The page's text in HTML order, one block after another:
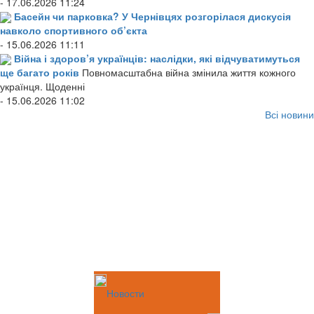
Басейн чи парковка? У Чернівцях розгорілася дискусія
навколо спортивного об’єкта
- 15.06.2026 11:11
Війна і здоров’я українців: наслідки, які відчуватимуться
ще багато років Повномасштабна війна змінила життя кожного
українця. Щоденні
- 15.06.2026 11:02
Всі новини
Новости